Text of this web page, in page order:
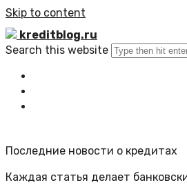
Skip to content
kreditblog.ru
Search this website
Последние новости о кредитах
Каждая статья делает